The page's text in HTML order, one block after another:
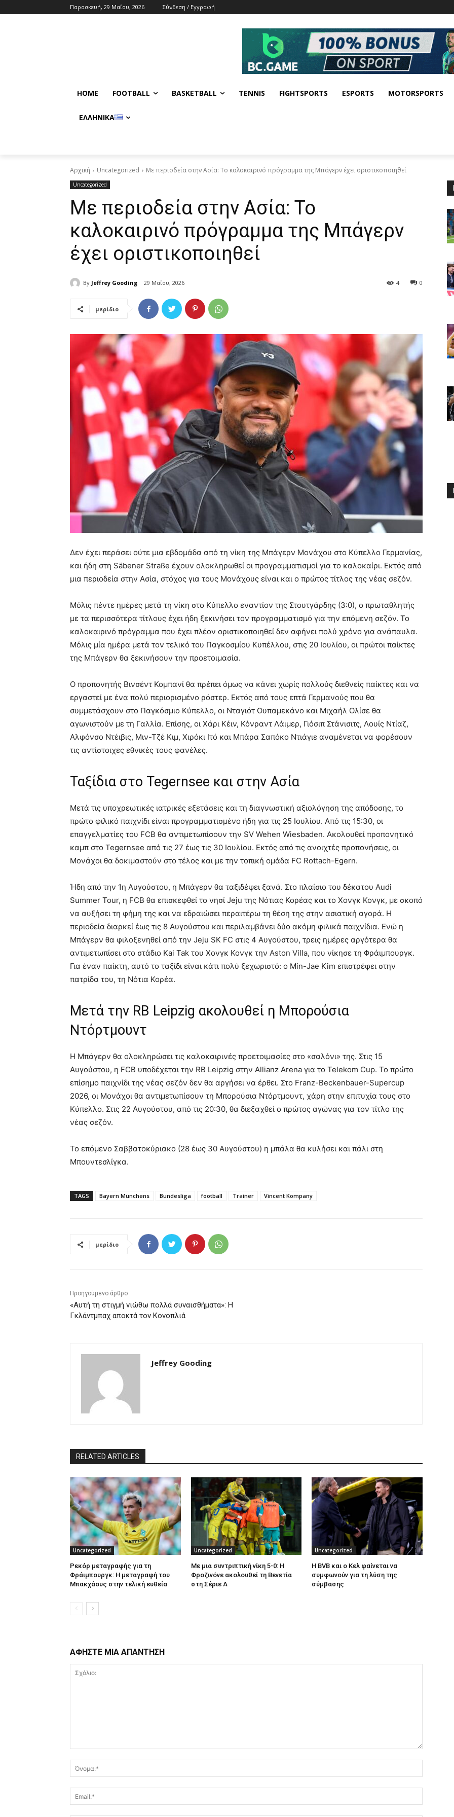
Παρασκευή, 29 Μαΐου, 2026 Σύνδεση / Εγγραφή
HOME FOOTBALL BASKETBALL TENNIS FIGHTSPORTS ESPORTS MOTORSPORTS
ΕΛΛΗΝΙΚΆ
Αρχική Uncategorized Με περιοδεία στην Ασία: Το καλοκαιρινό πρόγραμμα της Μπάγερν έχει οριστικοποιηθεί
Uncategorized
Με περιοδεία στην Ασία: Το
καλοκαιρινό πρόγραμμα της Μπάγερν
έχει οριστικοποιηθεί
By Jeffrey Gooding 29 Μαΐου, 2026 0
4
μερίδιο
Δεν έχει περάσει ούτε μια εβδομάδα από τη νίκη της Μπάγερν Μονάχου στο Κύπελλο Γερμανίας,
και ήδη στη Säbener Straße έχουν ολοκληρωθεί οι προγραμματισμοί για το καλοκαίρι. Εκτός από
μια περιοδεία στην Ασία, στόχος για τους Μονάχους είναι και ο πρώτος τίτλος της νέας σεζόν.
Μόλις πέντε ημέρες μετά τη νίκη στο Κύπελλο εναντίον της Στουτγάρδης (3:0), ο πρωταθλητής
με τα περισσότερα τίτλους έχει ήδη ξεκινήσει τον προγραμματισμό για την επόμενη σεζόν. Το
καλοκαιρινό πρόγραμμα που έχει πλέον οριστικοποιηθεί δεν αφήνει πολύ χρόνο για ανάπαυλα.
Μόλις μία ημέρα μετά τον τελικό του Παγκοσμίου Κυπέλλου, στις 20 Ιουλίου, οι πρώτοι παίκτες
της Μπάγερν θα ξεκινήσουν την προετοιμασία.
Ο προπονητής Βινσέντ Κομπανί θα πρέπει όμως να κάνει χωρίς πολλούς διεθνείς παίκτες και να
εργαστεί με ένα πολύ περιορισμένο ρόστερ. Εκτός από τους επτά Γερμανούς που θα
συμμετάσχουν στο Παγκόσμιο Κύπελλο, οι Νταγιότ Ουπαμεκάνο και Μιχαήλ Ολίσε θα
αγωνιστούν με τη Γαλλία. Επίσης, οι Χάρι Κέιν, Κόνραντ Λάιμερ, Γιόσιπ Στάνισιτς, Λουίς Ντίαζ,
Αλφόνσο Ντέιβις, Μιν-Τζέ Κιμ, Χιρόκι Ιτό και Μπάρα Σαπόκο Ντιάγιε αναμένεται να φορέσουν
τις αντίστοιχες εθνικές τους φανέλες.
Ταξίδια στο Tegernsee και στην Ασία
Μετά τις υποχρεωτικές ιατρικές εξετάσεις και τη διαγνωστική αξιολόγηση της απόδοσης, το
πρώτο φιλικό παιχνίδι είναι προγραμματισμένο ήδη για τις 25 Ιουλίου. Από τις 15:30, οι
επαγγελματίες του FCB θα αντιμετωπίσουν την SV Wehen Wiesbaden. Ακολουθεί προπονητικό
καμπ στο Tegernsee από τις 27 έως τις 30 Ιουλίου. Εκτός από τις ανοιχτές προπονήσεις, οι
Μονάχοι θα δοκιμαστούν στο τέλος και με την τοπική ομάδα FC Rottach-Egern.
Ήδη από την 1η Αυγούστου, η Μπάγερν θα ταξιδέψει ξανά. Στο πλαίσιο του δέκατου Audi
Summer Tour, η FCB θα επισκεφθεί το νησί Jeju της Νότιας Κορέας και το Χονγκ Κονγκ, με σκοπό
να αυξήσει τη φήμη της και να εδραιώσει περαιτέρω τη θέση της στην ασιατική αγορά. Η
περιοδεία διαρκεί έως τις 8 Αυγούστου και περιλαμβάνει δύο ακόμη φιλικά παιχνίδια. Ενώ η
Μπάγερν θα φιλοξενηθεί από την Jeju SK FC στις 4 Αυγούστου, τρεις ημέρες αργότερα θα
αντιμετωπίσει στο στάδιο Kai Tak του Χονγκ Κονγκ την Aston Villa, που νίκησε τη Φράιμπουργκ.
Για έναν παίκτη, αυτό το ταξίδι είναι κάτι πολύ ξεχωριστό: ο Min-Jae Kim επιστρέφει στην
πατρίδα του, τη Νότια Κορέα.
Μετά την RB Leipzig ακολουθεί η Μπορούσια
Ντόρτμουντ
Η Μπάγερν θα ολοκληρώσει τις καλοκαιρινές προετοιμασίες στο «σαλόνι» της. Στις 15
Αυγούστου, η FCB υποδέχεται την RB Leipzig στην Allianz Arena για το Telekom Cup. Το πρώτο
επίσημο παιχνίδι της νέας σεζόν δεν θα αργήσει να έρθει. Στο Franz-Beckenbauer-Supercup
2026, οι Μονάχοι θα αντιμετωπίσουν τη Μπορούσια Ντόρτμουντ, χάρη στην επιτυχία τους στο
Κύπελλο. Στις 22 Αυγούστου, από τις 20:30, θα διεξαχθεί ο πρώτος αγώνας για τον τίτλο της
νέας σεζόν.
Το επόμενο Σαββατοκύριακο (28 έως 30 Αυγούστου) η μπάλα θα κυλήσει και πάλι στη
Μπουντεσλίγκα.
TAGS Bayern Münchens Bundesliga football Trainer Vincent Kompany
μερίδιο
Προηγούμενο άρθρο
«Αυτή τη στιγμή νιώθω πολλά συναισθήματα»: Η
Γκλάντμπαχ αποκτά τον Κονοπλιά
Jeffrey Gooding
RELATED ARTICLES
Uncategorized
Ρεκόρ μεταγραφής για τη
Φράιμπουργκ: Η μεταγραφή του
Μπακχάους στην τελική ευθεία
Uncategorized
Με μια συντριπτική νίκη 5-0: Η
Φροζινόνε ακολουθεί τη Βενετία
στη Σέριε Α
Uncategorized
Η BVB και ο Κελ φαίνεται να
συμφωνούν για τη λύση της
σύμβασης
ΑΦΗΣΤΕ ΜΙΑ ΑΠΑΝΤΗΣΗ